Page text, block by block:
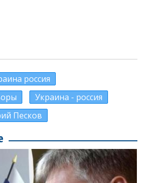
россия
Украина - россия
Песков